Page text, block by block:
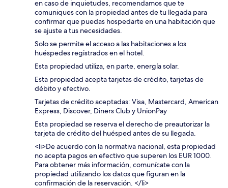
en caso de inquietudes, recomendamos que te
comuniques con la propiedad antes de tu llegada para
confirmar que puedas hospedarte en una habitación que
se ajuste a tus necesidades.
Solo se permite el acceso a las habitaciones a los
huéspedes registrados en el hotel.
Esta propiedad utiliza, en parte, energía solar.
Esta propiedad acepta tarjetas de crédito, tarjetas de
débito y efectivo.
Tarjetas de crédito aceptadas: Visa, Mastercard, American
Express, Discover, Diners Club y UnionPay
Esta propiedad se reserva el derecho de preautorizar la
tarjeta de crédito del huésped antes de su llegada.
<li>De acuerdo con la normativa nacional, esta propiedad
no acepta pagos en efectivo que superen los EUR 1000.
Para obtener más información, comunícate con la
propiedad utilizando los datos que figuran en la
confirmación de la reservación. </li>